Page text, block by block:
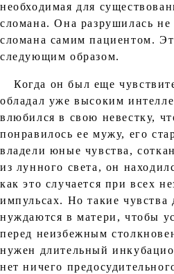
необходимая для
сломана. Она разрушилась
сломана самим пациентом.
следующим образом.
Когда он был еще
обладал уже высоким
влюбился в свою невестку,
понравилось ее мужу, его
владели юные чувства,
из лунного света, он
как это случается при всех
импульсах. Но такие чувства
нуждаются в матери, чтобы
перед неизбежным
нужен длительный
нет ничего